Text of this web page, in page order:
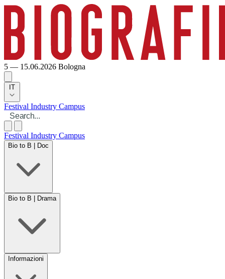
5 — 15.06.2026 Bologna
IT
Festival Industry Campus
Festival Industry Campus
Bio to B | Doc
Bio to B | Drama
Informazioni